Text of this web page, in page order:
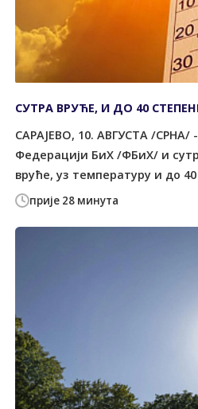
прије 28 минута
СУТРА ВРУЋЕ, И ДО 40
САРАЈЕВО, 10. АВГУСТА /СРНА/
Федерацији БиХ /ФБиХ/ и
вруће, уз температуру и до